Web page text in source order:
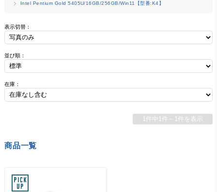
Intel Pentium Gold 5405U/16GB/256GB/Win11【型番:K4】
表示切替：
並び順：
在庫：
1件中1件～1件を表示
商品一覧